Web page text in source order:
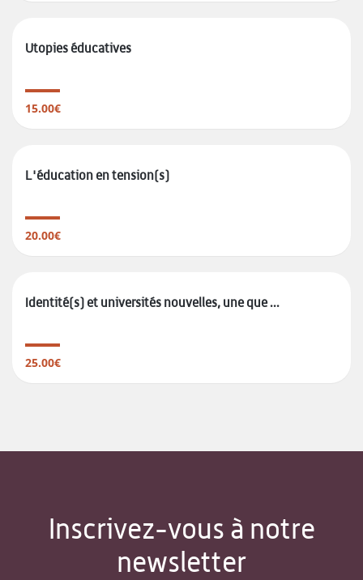
Utopies éducatives
15.00€
L'éducation en tension(s)
20.00€
Identité(s) et universités nouvelles, une que ...
25.00€
Inscrivez-vous à notre
newsletter